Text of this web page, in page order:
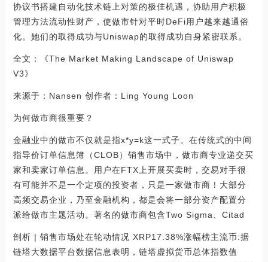
协议书搭建自动化技术链上对策的极佳机遇，协助用户积极
管理方法流动性财产，使做市针对平时DeFi用户越来越通俗
化。她们的取得成功与Uniswap的取得成功自身紧密联系。
全文：《The Market Making Landscape of Uniswap
V3》
来源于：Nansen 创作者：Ling Young Loon
为何做市商很重要？
金融业中的做市不仅就是指x*y=k这一式子。在传统式的中间
指导价订单信息簿（CLOB）销售市场中，做市商专业递交买
家和卖家订单信息。用户在FTX上开展买卖时，交易对手很
有可能并不是一个定项的投资者，只是一家做市商！大部分
高频交易企业，乃至金融机构，都是会将一部分资产配置分
派给做市主题活动。著名的做市商包含Two Sigma、Citad
剖析 | 销售市场处在轮动情况 XRP17.38%涨幅榜主流币:据
链塔大数据平台数据信息表明，链塔虚拟货币总体指数值